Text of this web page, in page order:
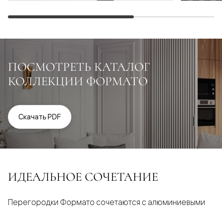
ПОСМОТРЕТЬ КАТАЛОГ
КОЛЛЕКЦИИ ФОРМАТО
Скачать PDF
ИДЕАЛЬНОЕ СОЧЕТАНИЕ
Перегородки Формато сочетаются с алюминиевыми